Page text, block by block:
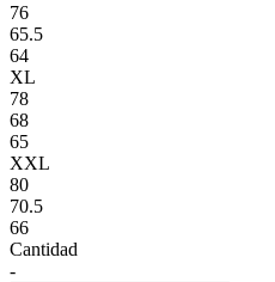
76
65.5
64
XL
78
68
65
XXL
80
70.5
66
Cantidad
-